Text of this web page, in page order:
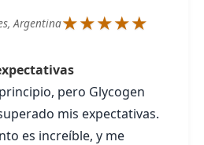
Argentina★★★★★
pero Glycogen
mis expectativas.
es increíble, y me